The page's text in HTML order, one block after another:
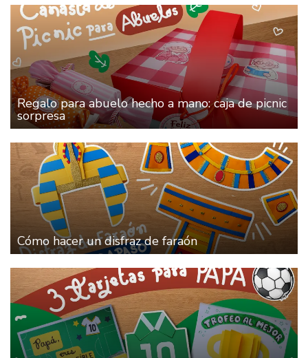
Regalo para abuelo hecho a mano: caja de picnic
sorpresa
Cómo hacer un disfraz de faraón